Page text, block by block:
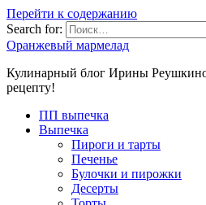
Перейти к содержанию
Search for:
Оранжевый мармелад
Кулинарный блог Ирины
рецепту!
ПП выпечка
Выпечка
Пироги и тарты
Печенье
Булочки и пирожки
Десерты